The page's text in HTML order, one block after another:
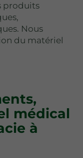
produits
Nous
du matériel
médical
à